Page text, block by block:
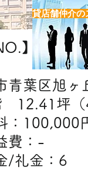
】H7624
青葉区旭ヶ
12.41坪
賃料：
-
：6
貸店舗仲介の